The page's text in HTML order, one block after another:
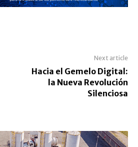
Next article
Hacia el Gemelo Digital:
la Nueva Revolución
Silenciosa